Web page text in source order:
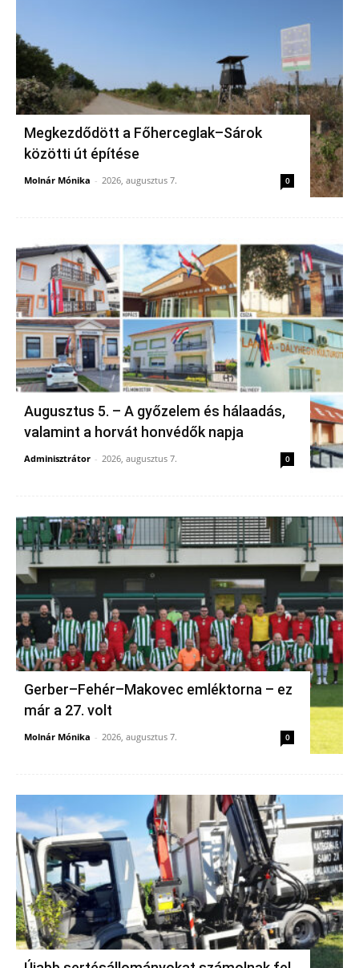
Megkezdődött a Főherceglak–Sárok
közötti út építése
Molnár Mónika - 2026, augusztus 7. 0
Augusztus 5. – A győzelem és hálaadás,
valamint a horvát honvédők napja
Adminisztrátor - 2026, augusztus 7. 0
Gerber–Fehér–Makovec emléktorna – ez
már a 27. volt
Molnár Mónika - 2026, augusztus 7. 0